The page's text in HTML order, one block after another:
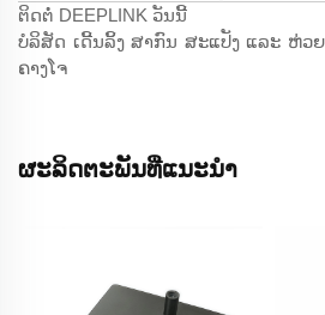
ຕິດຕໍ່ DEEPLINK ວັນນີ້
ບໍລິສັດ ເດີ້ນລິ້ງ ສາກົນ ສະແປັງ ແລະ ຫ່ວ
ຄາງໂຈ
ຜະລິດຕະພັນທີ່ແນະນຳ